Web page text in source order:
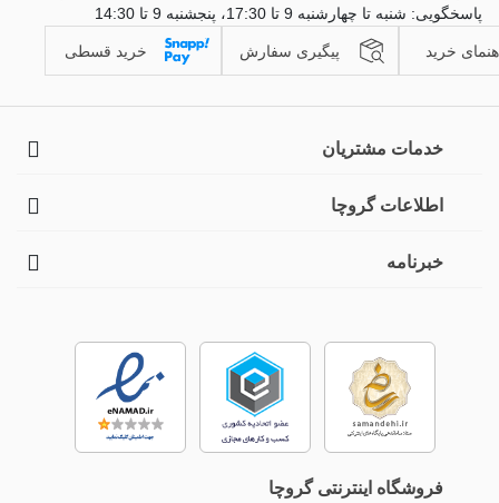
پاسخگویی: شنبه تا چهارشنبه 9 تا 17:30، پنجشنبه 9 تا 14:30
خرید پیگیری سفارش خرید قسطی
خدمات مشتریان
اطلاعات گروچا
خبرنامه
فروشگاه اینترنتی گروچا